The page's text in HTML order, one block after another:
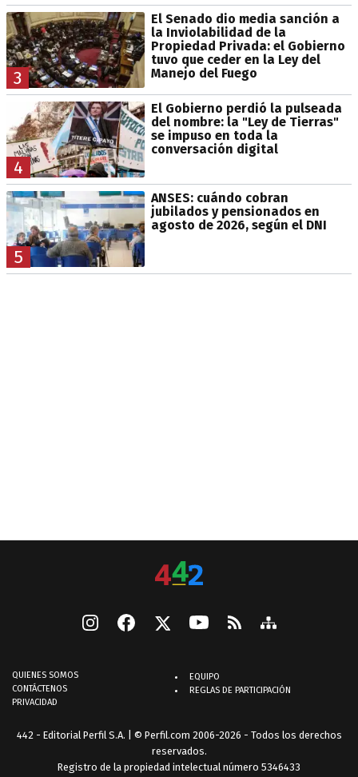
3
El Senado dio media sanción a
la Inviolabilidad de la
Propiedad Privada: el Gobierno
tuvo que ceder en la Ley del
Manejo del Fuego
4
El Gobierno perdió la pulseada
del nombre: la "Ley de Tierras"
se impuso en toda la
conversación digital
5
ANSES: cuándo cobran
jubilados y pensionados en
agosto de 2026, según el DNI
QUIENES SOMOS
CONTÁCTENOS
PRIVACIDAD
EQUIPO
REGLAS DE PARTICIPACIÓN
442 - Editorial Perfil S.A. | © Perfil.com 2006-2026 - Todos los derechos
reservados.
Registro de la propiedad intelectual número 5346433